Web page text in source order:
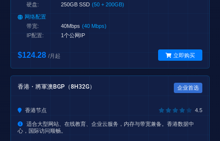
硬盘:
250GB SSD (50 + 200GB)
网络配置
带宽:
40Mbps (40 Mbps)
IP配置:
1个公网IP
$124.28 /月起 立即购买
香港・將軍澳BGP（8H32G） 企业首选
香港节点 4.5
适合大型网站、在线教育、企业云服务，内存与带宽兼备。香港数据中
心，国际访问顺畅。